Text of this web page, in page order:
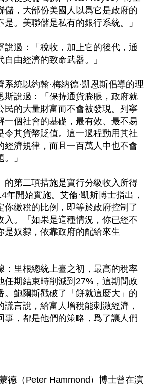
儲，大部份美國人以爲它是政府的
是。美聯儲是私有的銀行系統。」
說過：「稅收，加上它的後代，通
自由經濟的致命武器。」
系統以約翰·梅納德·凱恩斯倡導的理
斯說過：「保持通貨膨脹，政府就
民的大量財富而不會被發現。列寧
一個社會的基礎，最有效、最不易
令其貨幣貶值。這一過程動用其社
經濟規律，而且一百萬人中也不會
」
的第二項措施是實行分級收入所得
年開始實施。艾倫·凱斯博士指出，
你繳稅的比例，即等於政府控制了
入。「如果是這種情況，你已經不
是奴隸，依靠政府的配給來生
：里根總統上臺之初，最高的稅率
任期結束時削減到27%，這期間政
。鮑爾斯戳破了「餅就這麼大」的
謊言說，給富人增稅能刺激經濟，
事，都是他們的策略，爲了讓人們
德（Peter Hammond）博士曾在演